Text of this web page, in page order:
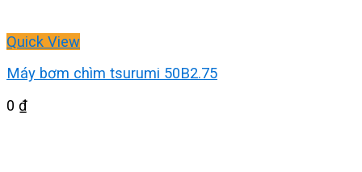
Quick View
Máy bơm chìm tsurumi 50B2.75
0 ₫